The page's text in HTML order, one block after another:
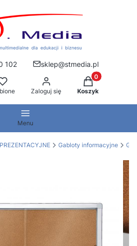
102
sklep@stmedia.pl
Zaloguj się
Produkty w
Koszyk
Menu
Gabloty informacyjne